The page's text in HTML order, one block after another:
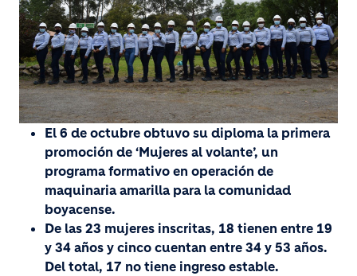
El 6 de octubre obtuvo su diploma la primera
promoción de ‘Mujeres al volante’, un
programa formativo en operación de
maquinaria amarilla para la comunidad
boyacense.
De las 23 mujeres inscritas, 18 tienen entre 19
y 34 años y cinco cuentan entre 34 y 53 años.
Del total, 17 no tiene ingreso estable.